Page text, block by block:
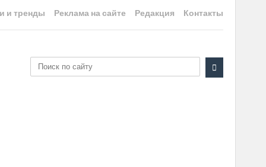
и тренды Реклама на сайте Редакция Контакты